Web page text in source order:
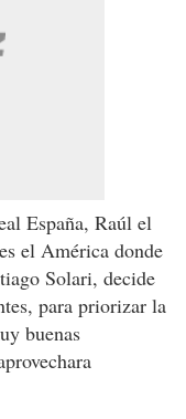
España, Raúl el
el América donde
Solari, decide
para priorizar la
buenas